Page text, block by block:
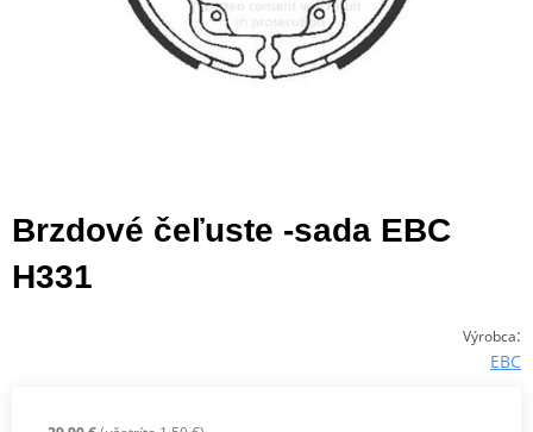
Brzdové čeľuste -sada EBC
H331
Výrobca:
EBC